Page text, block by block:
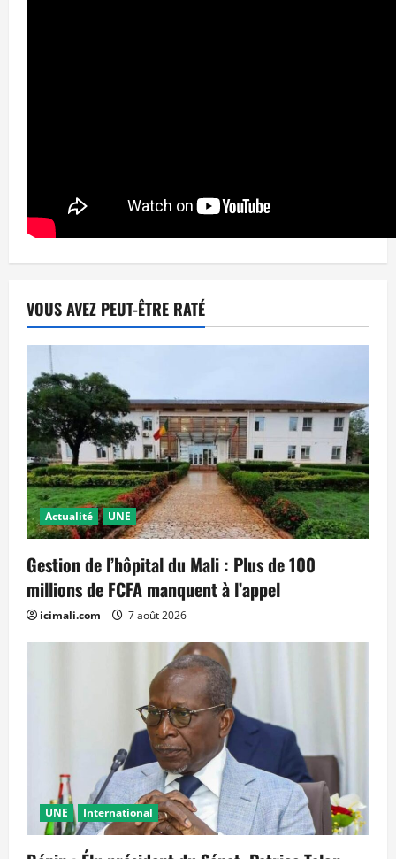
VOUS AVEZ PEUT-ÊTRE RATÉ
Actualité UNE
Gestion de l’hôpital du Mali : Plus de 100
millions de FCFA manquent à l’appel
icimali.com 7 août 2026
UNE International